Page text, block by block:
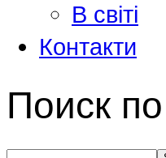
В світі
Контакти
Поиск